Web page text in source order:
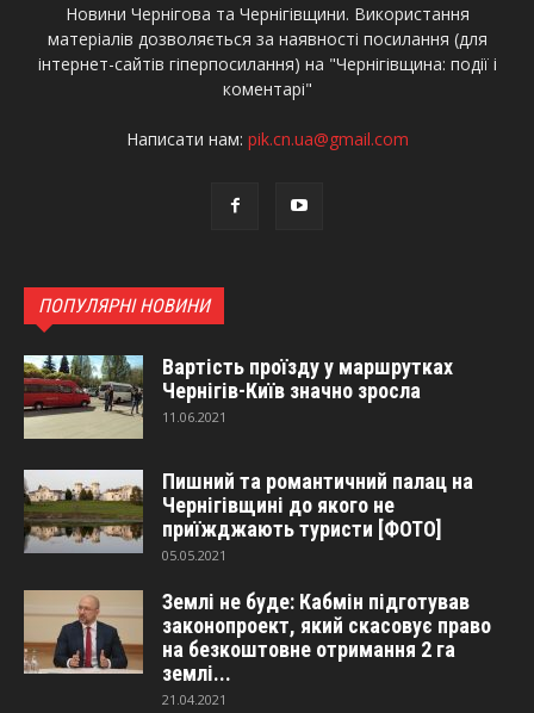
Новини Чернігова та Чернігівщини. Використання
матеріалів дозволяється за наявності посилання (для
інтернет-сайтів гіперпосилання) на "Чернігівщина: події і
коментарі"
Написати нам: pik.cn.ua@gmail.com
ПОПУЛЯРНІ НОВИНИ
Вартість проїзду у маршрутках
Чернігів-Київ значно зросла
11.06.2021
Пишний та романтичний палац на
Чернігівщині до якого не
приїжджають туристи [ФОТО]
05.05.2021
Землі не буде: Кабмін підготував
законопроект, який скасовує право
на безкоштовне отримання 2 га
землі...
21.04.2021